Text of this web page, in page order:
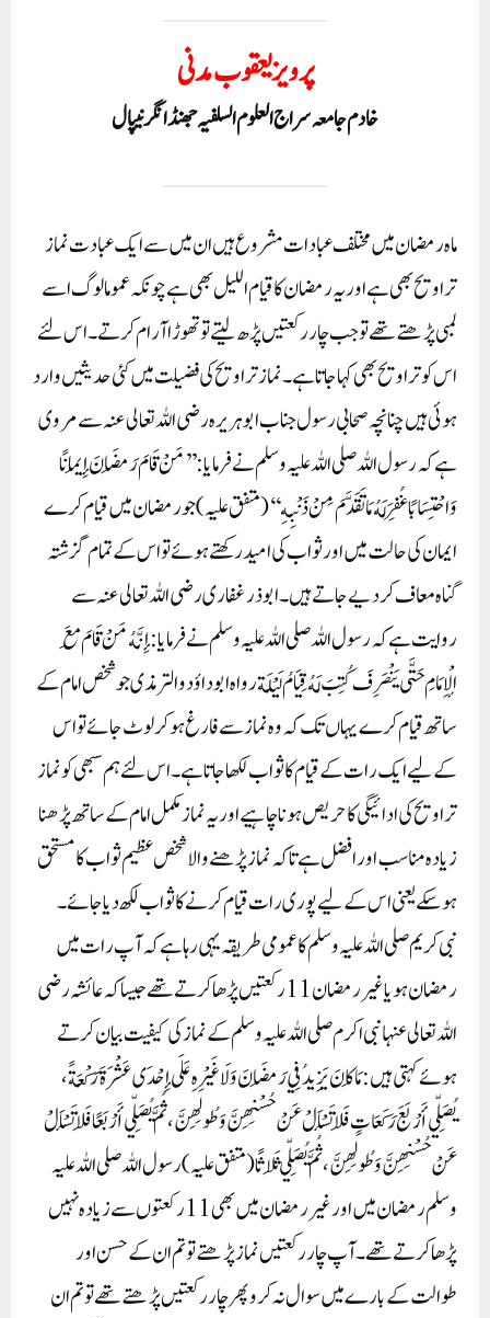
پرویز یعقوب مدنی
خادم جامعہ سراج العلوم السلفیہ جھنڈانگر نیپال
ماہ رمضان میں مختلف عبادات مشروع ہیں ان میں سے ایک عبادت نماز
تراویح بھی ہے اور یہ رمضان کا قیام اللیل بھی ہے چونکہ عموما لوگ اسے
لمبی پڑھتے تھے تو جب چار رکعتیں پڑھ لیتے تو تھوڑا آرام کرتے۔ اس لئے
اس کو تراویح بھی کہا جاتا ہے۔نماز تراویح کی فضیلت میں کئی حدیثیں وارد
ہوئی ہیں چنانچہ صحابی رسول جناب ابوہریرہ رضی اللہ تعالی عنہ سے مروی
ہے کہ رسول اللہ صلی اللہ علیہ وسلم نے فرمایا:’’مَنْ قَامَ رَمَضَانَ إِيمَانًا
وَاحْتِسَابًا غُفِرَ لَهُ مَا تَقَدَّمَ مِنْ ذَنْبِهِ‘‘(متفق علیہ) جو رمضان میں قیام کرے
ایمان کی حالت میں اور ثواب کی امید رکھتے ہوئے تو اس کے تمام گزشتہ
گناہ معاف کر دیے جاتے ہیں۔ابوذر غفاری رضی اللہ تعالی عنہ سے
روایت ہے کہ رسول اللہ صلی اللہ علیہ وسلم نے فرمایا: إِنَّهُ مَنْ قَامَ مَعَ
الْإِمَامِ حَتَّى يَنْصَرِفَ كُتِبَ لَهُ قِيَامُ لَيْلَة رواہ ابوداؤد و الترمذی جو شخص امام کے
ساتھ قیام کرے یہاں تک کہ وہ نماز سے فارغ ہوکر لوٹ جائے تو اس
کے لیے ایک رات کے قیام کا ثواب لکھا جاتا ہے۔اس لئے ہم سبھی کو نماز
تراویح کی ادائیگی کا حریص ہونا چاہیے اور یہ نماز مکمل امام کے ساتھ پڑھنا
زیادہ مناسب اور افضل ہے تاکہ نماز پڑھنے والا شخص عظیم ثواب کا مستحق
ہو سکے یعنی اس کے لیے پوری رات قیام کرنے کا ثواب لکھ دیا جائے۔
نبی کریم صلی اللہ علیہ وسلم کا عمومی طریقہ یہی رہا ہے کہ آپ رات میں
رمضان ہو یا غیر رمضان 11 رکعتیں پڑھا کرتے تھے جیسا کہ عائشہ رضی
اللہ تعالی عنہا نبی اکرم صلی اللہ علیہ وسلم کے نماز کی کیفیت بیان کرتے
ہوئے کہتی ہیں: مَا كَانَ يَزِيدُ فِي رَمَضَانَ وَلَا غَيْرِهِ عَلَى إِحْدَى عَشْرَةَ رَكْعَةً،
يُصَلِّي أَرْبَعَ رَكَعَاتٍ فَلَا تَسْأَلْ عَنْ حُسْنِهِنَّ وَطُولِهِنَّ، ثُمَّ يُصَلِّي أَرْبَعًا فَلَا تَسْأَلْ
عَنْ حُسْنِهِنَّ وَطُولِهِنَّ، ثُمَّ يُصَلِّي ثَلَاثًا (متفق علیہ) رسول اللہ صلی اللہ علیہ
وسلم رمضان میں اور غیر رمضان میں بھی 11 رکعتوں سے زیادہ نہیں
پڑھا کرتے تھے۔ آپ چار رکعتیں نماز پڑھتے تو تم ان کے حسن اور
طوالت کے بارے میں سوال نہ کرو پھر چار رکعتیں پڑھتے تھے تو تم ان